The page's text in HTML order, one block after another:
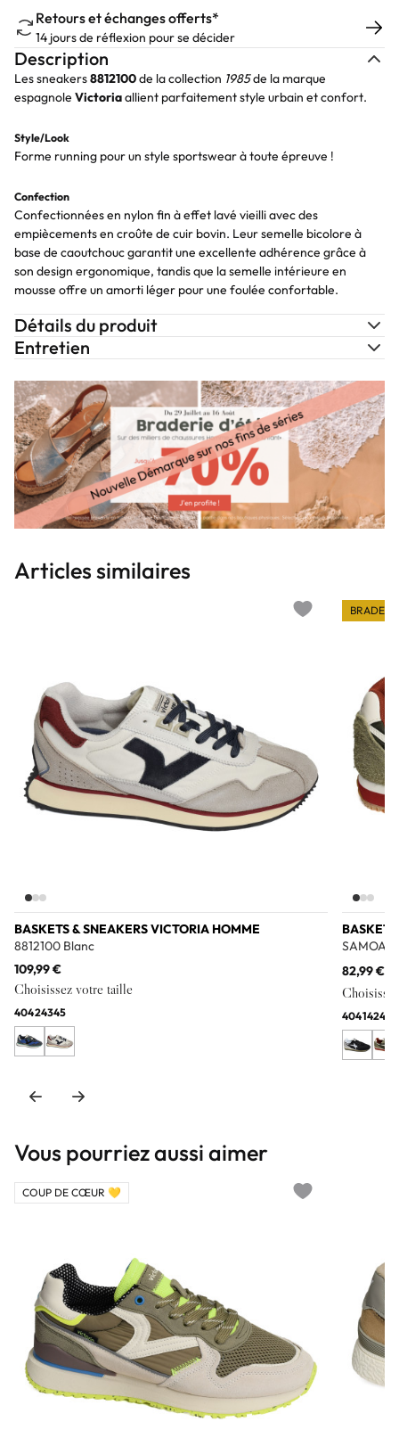
Retours et échanges offerts*
14 jours de réflexion pour se décider
Description
Les sneakers8812100de la collection 1985de la marque
espagnole Victoriaallient parfaitement style urbain et confort.
Style/Look
Forme running pour un style sportswear à toute épreuve !
Confection
Confectionnées en nylon fin à effet lavé vieilli avec des
empiècements en croûte de cuir bovin. Leur semelle bicolore à
base de caoutchouc garantit une excellente adhérence grâce à
son design ergonomique, tandis que la semelle intérieure en
mousse offre un amorti léger pour une foulée confortable.
Détails du produit
Entretien
Articles similaires
BASKETS & SNEAKERS VICTORIA HOMME
8812100 Blanc
109,99 €
Choisissez votre taille
40424345
SAMOA
82,99 €
40414243
Vous pourriez aussi aimer
COUP DE CŒUR 💛